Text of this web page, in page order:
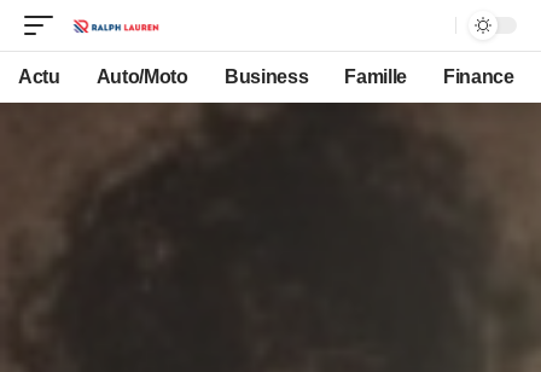
Actu Auto/Moto Business Famille Finance